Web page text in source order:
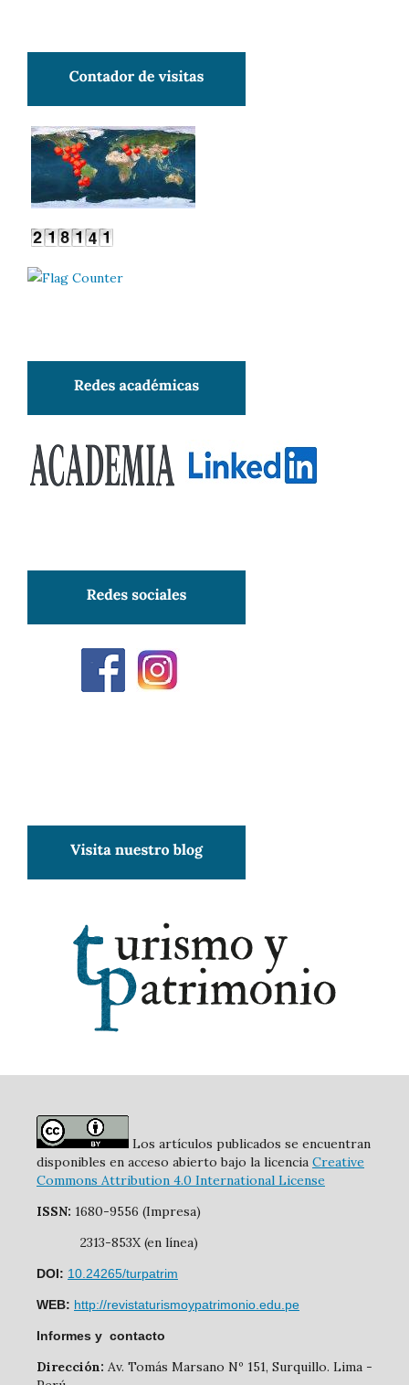
Los artículos publicados se encuentran
disponibles en acceso abierto bajo la licencia Creative
Commons Attribution 4.0 International License
ISSN: 1680-9556 (Impresa)
2313-853X (en línea)
DOI: 10.24265/turpatrim
WEB: http://revistaturismoypatrimonio.edu.pe
Informes y contacto
Dirección: Av. Tomás Marsano Nº 151, Surquillo. Lima -